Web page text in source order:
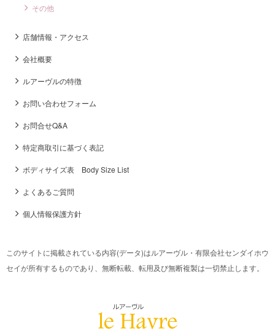
その他
店舗情報・アクセス
会社概要
ルアーヴルの特徴
お問い合わせフォーム
お問合せQ&A
特定商取引に基づく表記
ボディサイズ表 Body Size List
よくあるご質問
個人情報保護方針
このサイトに掲載されている内容(データ)はルアーヴル・有限会社センダイホウ
セイが所有するものであり、無断転載、転用及び無断複製は一切禁止します。